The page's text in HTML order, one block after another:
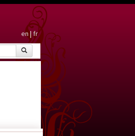
en|fr